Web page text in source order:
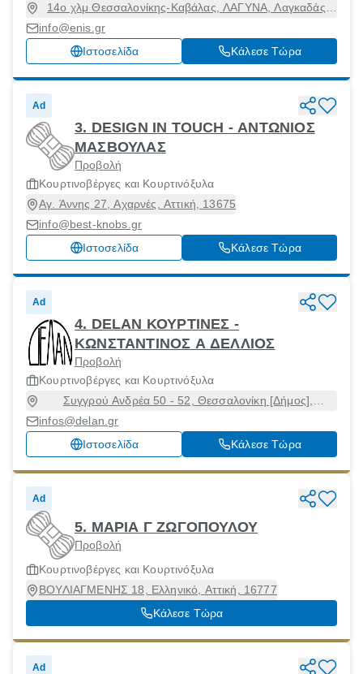
14o χλμ Θεσσαλονίκης-Καβάλας, ΛΑΓΥΝΑ, Λαγκαδάς,
info@enis.gr
Ιστοσελίδα
Κάλεσε Τώρα
Ad
3. DESIGN IN TOUCH - ΑΝΤΩΝΙΟΣ
ΜΑΣΒΟΥΛΑΣ
Προβολή
Κουρτινοβέργες και Κουρτινόξυλα
Αγ. Άννης 27, Αχαρνές, Αττική, 13675
info@best-knobs.gr
Ιστοσελίδα
Κάλεσε Τώρα
Ad
4. DELAN ΚΟΥΡΤΙΝΕΣ -
ΚΩΝΣΤΑΝΤΙΝΟΣ Α ΔΕΛΛΙΟΣ
Προβολή
Κουρτινοβέργες και Κουρτινόξυλα
Συγγρού Ανδρέα 50 - 52, Θεσσαλονίκη [Δήμος],
infos@delan.gr
Ιστοσελίδα
Κάλεσε Τώρα
Ad
5. ΜΑΡΙΑ Γ ΖΩΓΟΠΟΥΛΟΥ
Προβολή
Κουρτινοβέργες και Κουρτινόξυλα
ΒΟΥΛΙΑΓΜΕΝΗΣ 18, Ελληνικό, Αττική, 16777
Κάλεσε Τώρα
Ad